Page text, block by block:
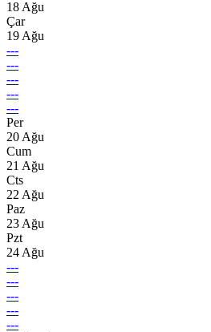
18 Ağu
Çar
19 Ağu
---
---
---
---
---
Per
20 Ağu
Cum
21 Ağu
Cts
22 Ağu
Paz
23 Ağu
Pzt
24 Ağu
---
---
---
---
---